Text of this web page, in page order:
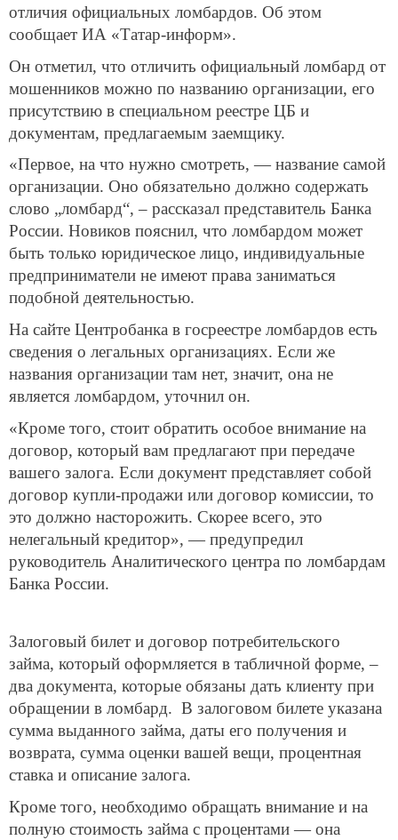
отличия официальных ломбардов. Об этом
сообщает ИА «Татар-информ».
Он отметил, что отличить официальный ломбард от
мошенников можно по названию организации, его
присутствию в специальном реестре ЦБ и
документам, предлагаемым заемщику.
«Первое, на что нужно смотреть, — название самой
организации. Оно обязательно должно содержать
слово „ломбард“, – рассказал представитель Банка
России. Новиков пояснил, что ломбардом может
быть только юридическое лицо, индивидуальные
предприниматели не имеют права заниматься
подобной деятельностью.
На сайте Центробанка в госреестре ломбардов есть
сведения о легальных организациях. Если же
названия организации там нет, значит, она не
является ломбардом, уточнил он.
«Кроме того, стоит обратить особое внимание на
договор, который вам предлагают при передаче
вашего залога. Если документ представляет собой
договор купли-продажи или договор комиссии, то
это должно насторожить. Скорее всего, это
нелегальный кредитор», — предупредил
руководитель Аналитического центра по ломбардам
Банка России.
Залоговый билет и договор потребительского
займа, который оформляется в табличной форме, –
два документа, которые обязаны дать клиенту при
обращении в ломбард. В залоговом билете указана
сумма выданного займа, даты его получения и
возврата, сумма оценки вашей вещи, процентная
ставка и описание залога.
Кроме того, необходимо обращать внимание и на
полную стоимость займа с процентами — она